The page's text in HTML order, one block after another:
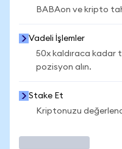
BABAon ve kripto
Vadeli İşlemler
50x kaldıraca kadar
pozisyon alın.
Stake Et
Kriptonuzu